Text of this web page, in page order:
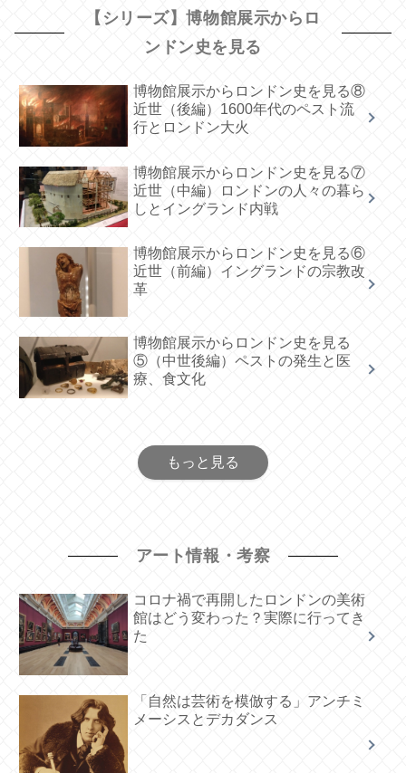
【シリーズ】博物館展示からロ
ンドン史を見る
博物館展示からロンドン史を見る⑧
近世（後編）1600年代のペスト流
行とロンドン大火
博物館展示からロンドン史を見る⑦
近世（中編）ロンドンの人々の暮ら
しとイングランド内戦
博物館展示からロンドン史を見る⑥
近世（前編）イングランドの宗教改
革
博物館展示からロンドン史を見る
⑤（中世後編）ペストの発生と医
療、食文化
もっと見る
アート情報・考察
コロナ禍で再開したロンドンの美術
館はどう変わった？実際に行ってき
た
「自然は芸術を模倣する」アンチミ
メーシスとデカダンス